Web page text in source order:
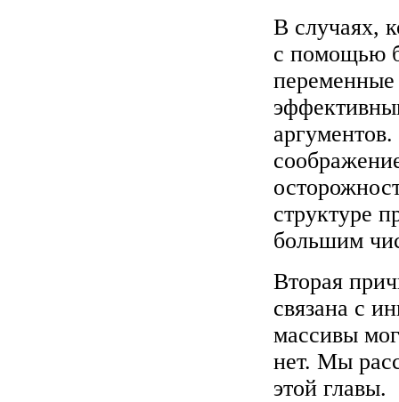
В случаях,
с помощью
структуре
большим
Вторая
связана с
массивы
нет. Мы
этой главы.